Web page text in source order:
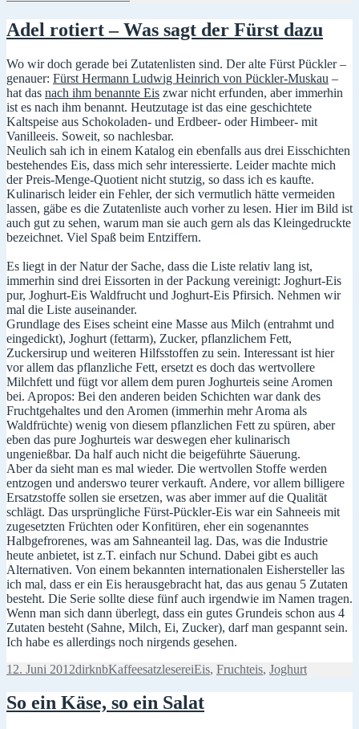
Adel rotiert – Was sagt der Fürst dazu
Wo wir doch gerade bei Zutatenlisten sind. Der alte Fürst Pückler –
genauer: Fürst Hermann Ludwig Heinrich von Pückler-Muskau –
hat das nach ihm benannte Eis zwar nicht erfunden, aber immerhin
ist es nach ihm benannt. Heutzutage ist das eine geschichtete
Kaltspeise aus Schokoladen- und Erdbeer- oder Himbeer- mit
Vanilleeis. Soweit, so nachlesbar.
Neulich sah ich in einem Katalog ein ebenfalls aus drei Eisschichten
bestehendes Eis, dass mich sehr interessierte. Leider machte mich
der Preis-Menge-Quotient nicht stutzig, so dass ich es kaufte.
Kulinarisch leider ein Fehler, der sich vermutlich hätte vermeiden
lassen, gäbe es die Zutatenliste auch vorher zu lesen. Hier im Bild ist
auch gut zu sehen, warum man sie auch gern als das Kleingedruckte
bezeichnet. Viel Spaß beim Entziffern.
Es liegt in der Natur der Sache, dass die Liste relativ lang ist,
immerhin sind drei Eissorten in der Packung vereinigt: Joghurt-Eis
pur, Joghurt-Eis Waldfrucht und Joghurt-Eis Pfirsich. Nehmen wir
mal die Liste auseinander.
Grundlage des Eises scheint eine Masse aus Milch (entrahmt und
eingedickt), Joghurt (fettarm), Zucker, pflanzlichem Fett,
Zuckersirup und weiteren Hilfsstoffen zu sein. Interessant ist hier
vor allem das pflanzliche Fett, ersetzt es doch das wertvollere
Milchfett und fügt vor allem dem puren Joghurteis seine Aromen
bei. Apropos: Bei den anderen beiden Schichten war dank des
Fruchtgehaltes und den Aromen (immerhin mehr Aroma als
Waldfrüchte) wenig von diesem pflanzlichen Fett zu spüren, aber
eben das pure Joghurteis war deswegen eher kulinarisch
ungenießbar. Da half auch nicht die beigeführte Säuerung.
Aber da sieht man es mal wieder. Die wertvollen Stoffe werden
entzogen und anderswo teurer verkauft. Andere, vor allem billigere
Ersatzstoffe sollen sie ersetzen, was aber immer auf die Qualität
schlägt. Das ursprüngliche Fürst-Pückler-Eis war ein Sahneeis mit
zugesetzten Früchten oder Konfitüren, eher ein sogenanntes
Halbgefrorenes, was am Sahneanteil lag. Das, was die Industrie
heute anbietet, ist z.T. einfach nur Schund. Dabei gibt es auch
Alternativen. Von einem bekannten internationalen Eishersteller las
ich mal, dass er ein Eis herausgebracht hat, das aus genau 5 Zutaten
besteht. Die Serie sollte diese fünf auch irgendwie im Namen tragen.
Wenn man sich dann überlegt, dass ein gutes Grundeis schon aus 4
Zutaten besteht (Sahne, Milch, Ei, Zucker), darf man gespannt sein.
Ich habe es allerdings noch nirgends gesehen.
Veröffentlicht
12. Juni 2012Autor
dirknbKategorien
KaffeesatzlesereiSchlagwörter
Eis, Fruchteis, Joghurt
So ein Käse, so ein Salat